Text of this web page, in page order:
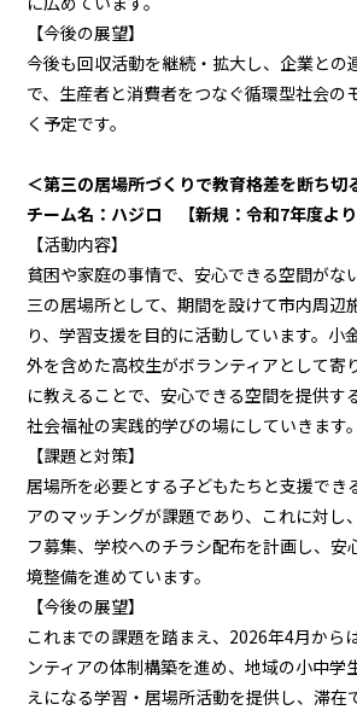
【今後の展望】
今後も回収活動を継続・拡大し、企業との
で、生産者と消費者をつなぐ循環型社会の
く予定です。
＜第三の居場所づくりで教育格差を断ち切
チーム名：ハジロ 【新規：令和7年度より
【活動内容】
貧困や家庭の事情で、安心できる空間がな
三の居場所として、期間を設けて市内周辺
り、学習支援を目的に活動しています。小
外を含めた高校生がボランティアとして寄
に教えることで、安心できる空間を提供す
社会福祉の実践的学びの場にしていきます。
【課題と対策】
居場所を必要とする子どもたちと支援でき
アのマッチングが課題であり、これに対し
フ募集、学校へのチラシ配布を計画し、安
境整備を進めています。
【今後の展望】
これまでの課題を踏まえ、2026年4月から
ンティアの体制構築を進め、地域の小中学
えになる学習・居場所活動を提供し、滞在